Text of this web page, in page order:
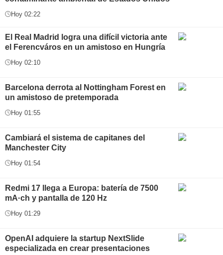
Hoy 02:22
El Real Madrid logra una difícil victoria ante
el Ferencváros en un amistoso en Hungría
Hoy 02:10
Barcelona derrota al Nottingham Forest en
un amistoso de pretemporada
Hoy 01:55
Cambiará el sistema de capitanes del
Manchester City
Hoy 01:54
Redmi 17 llega a Europa: batería de 7500
mA·ch y pantalla de 120 Hz
Hoy 01:29
OpenAI adquiere la startup NextSlide
especializada en crear presentaciones